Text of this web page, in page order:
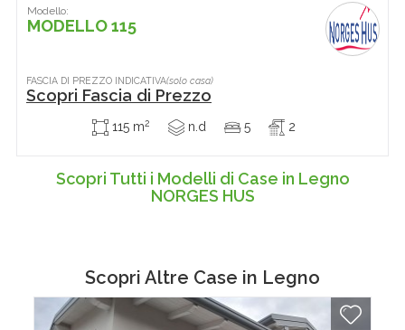
Modello:
MODELLO 115
FASCIA DI PREZZO INDICATIVA(solo casa)
Scopri Fascia di Prezzo
115 m2 n.d 5 2
Scopri Tutti i Modelli di Case in Legno
NORGES HUS
Scopri Altre Case in Legno